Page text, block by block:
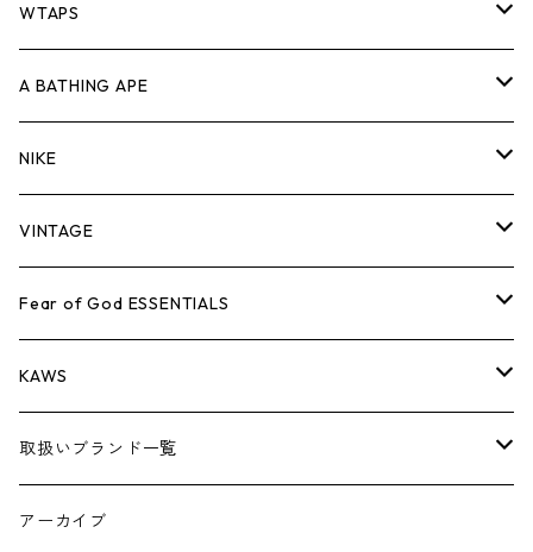
パンツ
キャップ・ハット
バッグ
シューズ
小物
コラボレーション
×THE NORTH FACE
×COMME des GARCONS
シーズンアイテム
26SS
BOX LOGOアイテム
ジャケット
パンツ
キャップ・ハット
バッグ
シューズ
小物
シャツ
ジャケット
パンツ
キャップ・ハット
バッグ
シューズ
小物
スウェット/ニット
シャツ
ジャケット
パンツ
キャップ・ハット
バッグ
シューズ
小物
ロンTEE
スウェット/ニット
シャツ
ジャケット
パンツ
キャップ・ハット
バッグ
シューズ
Tシャツ
ロンT
スウェット/ニット
シャツ
ジャケット
パンツ
キャップ
バッグ
WTAPS
Tシャツ
ロンTEE
スウェット/ニット
シャツ
ジャケット
パンツ
キャップ・ハット
A BATHING APE
Tシャツ
ロンTEE
スウェット/ニット
シャツ
ジャケット
パンツ
NIKE
シューズ
AIR JORDAN 1
AIR JORDAN 3
アパレル・小物
VINTAGE
Tシャツ
ロンTEE
スウェット/ニット
ジャケット
Fear of God ESSENTIALS
Tシャツ
ロンTEE
スウェット/ニット
KAWS
アパレル
小物
取扱いブランド一覧
A
アーカイブ